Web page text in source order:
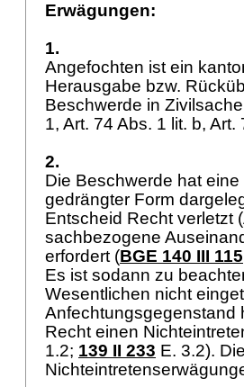
Erwägungen:
1.
Angefochten ist ein
Herausgabe bzw.
Beschwerde in
1, Art. 74 Abs. 1 lit. b, Art.
2.
Die Beschwerde hat
gedrängter Form
Entscheid Recht verletzt (
sachbezogene
erfordert (BGE 140 III 115
Es ist sodann zu
Wesentlichen nicht
Anfechtungsgegenstand
Recht einen
1.2; 139 II 233 E. 3.2).